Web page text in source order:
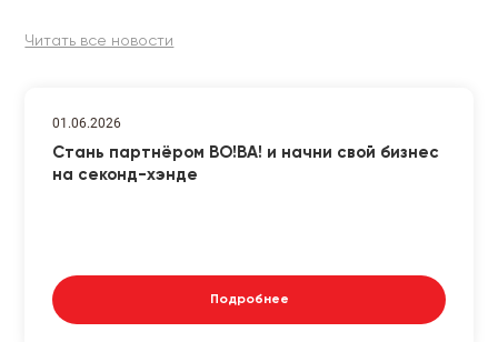
Читать все новости
01.06.2026
Стань партнёром ВО!ВА! и начни свой бизнес
на секонд-хэнде
Подробнее